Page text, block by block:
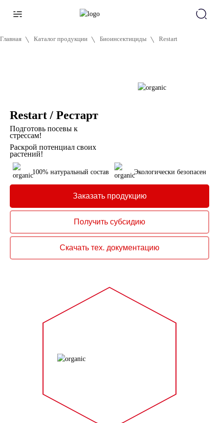
Главная Каталог продукции Биоинсектициды Restart
Restart / Рестарт
Подготовь посевы к
стрессам!
Раскрой потенциал своих
растений!
100% натуральный состав Экологически безопасен
Заказать продукцию
Получить субсидию
Скачать тех. документацию